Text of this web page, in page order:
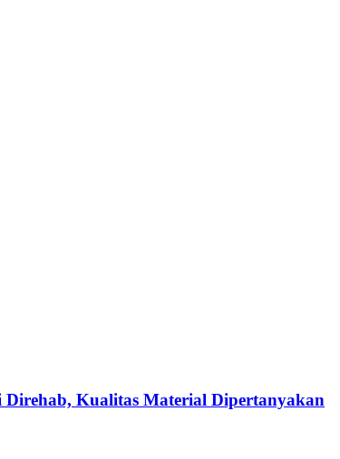
Direhab, Kualitas Material Dipertanyakan